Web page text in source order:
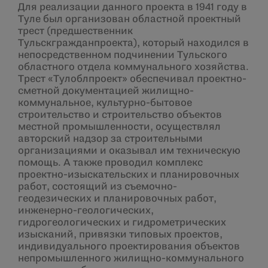
Для реализации данного проекта в 1941 году в
Туле был организован областной проектный
трест (предшественник
Тульскгражданпроекта), который находился в
непосредственном подчинении Тульского
областного отдела коммунального хозяйства.
Трест «Тулоблпроект» обеспечивал проектно-
сметной документацией жилищно-
коммунальное, культурно-бытовое
строительство и строительство объектов
местной промышленности, осуществлял
авторский надзор за строительными
организациями и оказывал им техническую
помощь. А также проводил комплекс
проектно-изыскательских и планировочных
работ, состоящий из съемочно-
геодезических и планировочных работ,
инженерно-геологических,
гидрогеологических и гидрометрических
изысканий, привязки типовых проектов,
индивидуального проектирования объектов
непромышленного жилищно-коммунального